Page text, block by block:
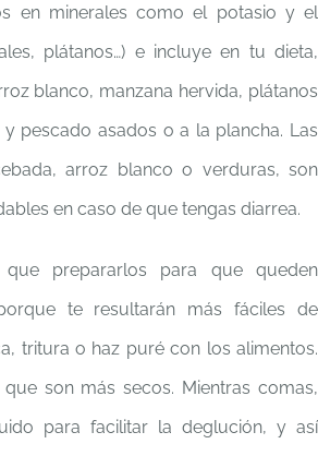
en minerales como el potasio y el
plátanos…) e incluye en tu dieta,
blanco, manzana hervida, plátanos
pescado asados o a la plancha. Las
arroz blanco o verduras, son
en caso de que tengas diarrea.
prepararlos para que queden
te resultarán más fáciles de
tritura o haz puré con los alimentos.
son más secos. Mientras comas,
para facilitar la deglución, y así